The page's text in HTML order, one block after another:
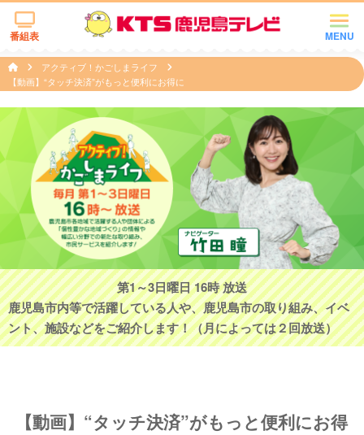
MENU
番組表
アクティブ！かごしまライフ
【動画】“タッチ決済”がもっと便利にお得に
第1～3日曜日 16時 放送
鹿児島市内等で活躍している人や、鹿児島市の取り組み、イベ
ント、施設などをご紹介します！（月によっては２回放送）
【動画】“タッチ決済”がもっと便利にお得